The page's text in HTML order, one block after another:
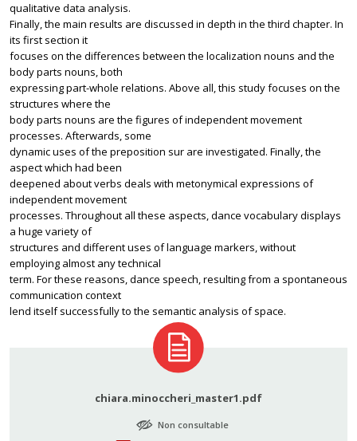
qualitative data analysis.
Finally, the main results are discussed in depth in the third chapter. In
its first section it
focuses on the differences between the localization nouns and the
body parts nouns, both
expressing part-whole relations. Above all, this study focuses on the
structures where the
body parts nouns are the figures of independent movement
processes. Afterwards, some
dynamic uses of the preposition sur are investigated. Finally, the
aspect which had been
deepened about verbs deals with metonymical expressions of
independent movement
processes. Throughout all these aspects, dance vocabulary displays
a huge variety of
structures and different uses of language markers, without
employing almost any technical
term. For these reasons, dance speech, resulting from a spontaneous
communication context
lend itself successfully to the semantic analysis of space.
chiara.minoccheri_master1.pdf
Non consultable